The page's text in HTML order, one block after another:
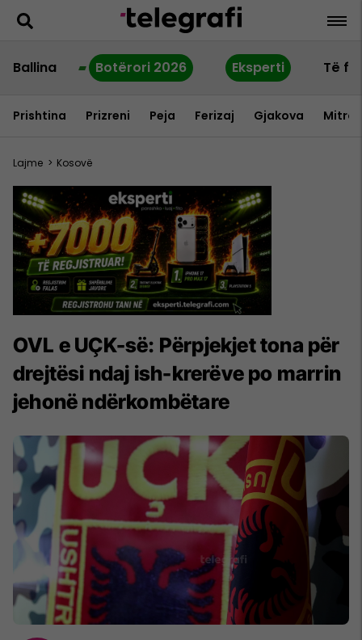
Ballina Botërori 2026 Eksperti Të
Prishtina Prizreni Peja Ferizaj Gjakova
Lajme > Kosovë
OVL e UÇK-së: Përpjekjet tona për
drejtësi ndaj ish-krerëve po marrin
jehonë ndërkombëtare